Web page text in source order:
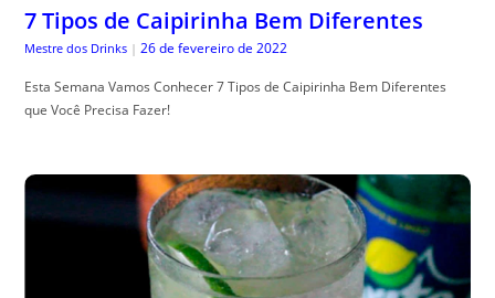
7 Tipos de Caipirinha Bem Diferentes
Mestre dos Drinks | 26 de fevereiro de 2022
Esta Semana Vamos Conhecer 7 Tipos de Caipirinha Bem Diferentes
que Você Precisa Fazer!